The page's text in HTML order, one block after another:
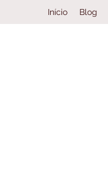
Início Blog